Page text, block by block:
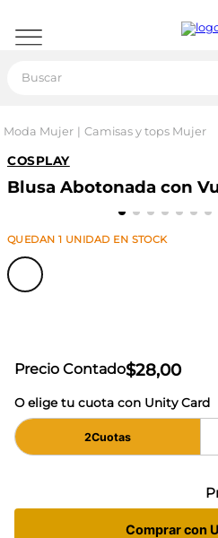
Moda Mujer Camisas y tops Mujer
COSPLAY
Blusa Abotonada con
QUEDAN1 UNIDAD EN STOCK
Precio Contado$28,00
O elige tu cuota con Unity Card
2Cuotas
Comprar con